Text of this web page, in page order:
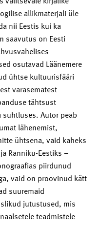
allikmaterjali üle
nii Eestis kui ka
saavutus on Eesti
osutavad Läänemere
ühtse kultuurisfääri
varasematest
tähtsust
Autor peab
lähenemist,
ühtsena, vaid kaheks
Ranniku-Eestiks –
piirdunud
vaid on proovinud kätt
suuremaid
jutustused, mis
teadmistele